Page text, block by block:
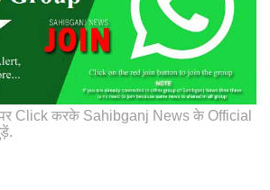
पर Click करके Sahibganj News के Official